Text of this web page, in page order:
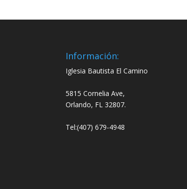
Información:
Iglesia Bautista El Camino
5815 Cornelia Ave,
Orlando, FL 32807.
Tel:(407) 679-4948